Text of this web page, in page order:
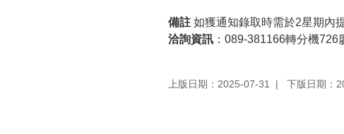
備註 如獲通知錄取時需於2星期內
洽詢資訊 ：089-381166轉分機726
上版日期：2025-07-31 下版日期：